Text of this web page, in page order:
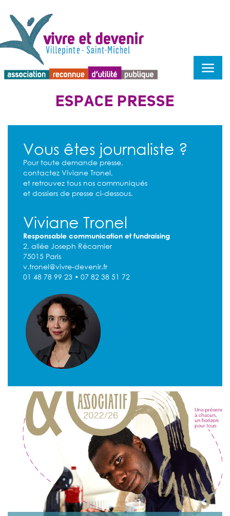
ESPACE PRESSE
Vous êtes journaliste ?
Pour toute demande presse,
contactez Viviane Tronel,
et retrouvez tous nos communiqués
et dossiers de presse ci-dessous.
Viviane Tronel
Responsable communication et fundraising
2, allée Joseph Récamier
75015 Paris
v.tronel@vivre-devenir.fr
01 48 78 99 23 • 07 82 38 51 72